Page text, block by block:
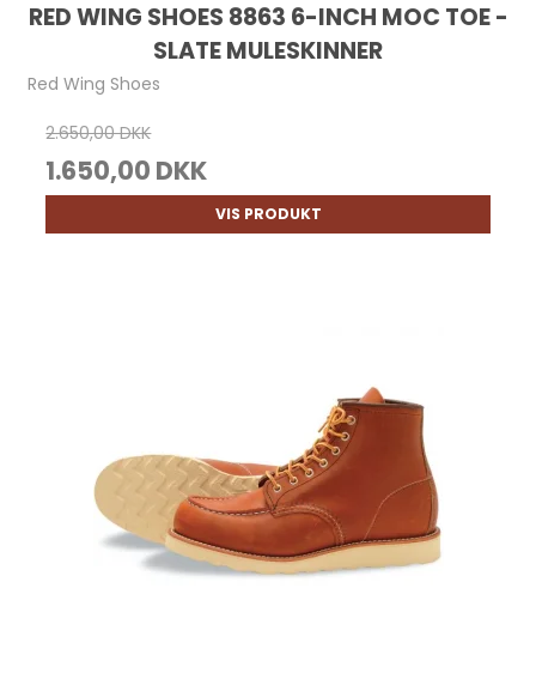
RED WING SHOES 8863 6-INCH MOC TOE -
SLATE MULESKINNER
Red Wing Shoes
2.650,00 DKK
1.650,00 DKK
VIS PRODUKT